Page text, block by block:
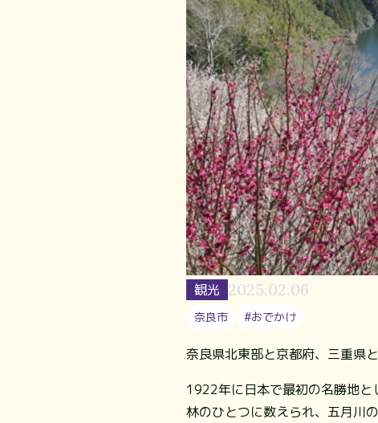
観光 2025.02.06
奈良市 #おでかけ
奈良県北東部と京都府、三重県
1922年に日本で最初の名勝地と
林のひとつに数えられ、五月川